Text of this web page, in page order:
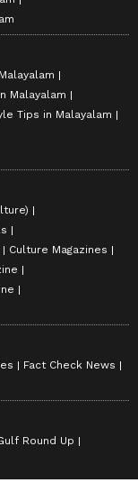
Malayalam
Tips in Malayalam
Culture Magazines
Fact Check News
Round Up